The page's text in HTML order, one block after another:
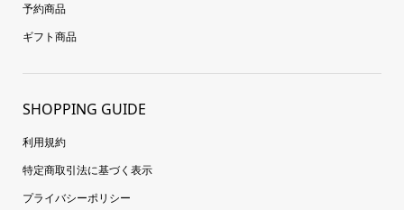
予約商品
ギフト商品
SHOPPING GUIDE
利用規約
特定商取引法に基づく表示
プライバシーポリシー